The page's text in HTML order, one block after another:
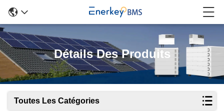
Détails Des Produits
Toutes Les Catégories